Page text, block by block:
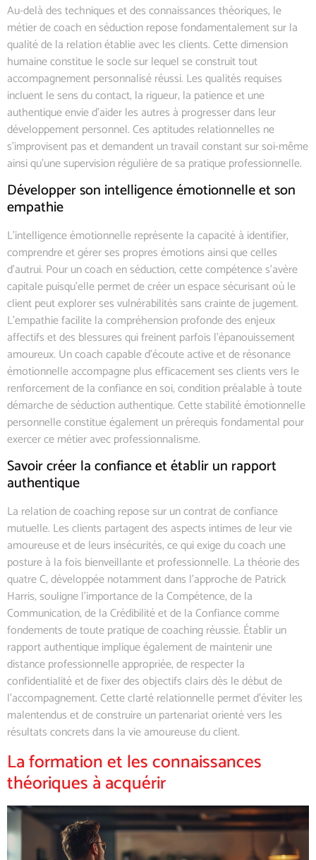
Au-delà des techniques et des connaissances théoriques, le
métier de coach en séduction repose fondamentalement sur la
qualité de la relation établie avec les clients. Cette dimension
humaine constitue le socle sur lequel se construit tout
accompagnement personnalisé réussi. Les qualités requises
incluent le sens du contact, la rigueur, la patience et une
authentique envie d’aider les autres à progresser dans leur
développement personnel. Ces aptitudes relationnelles ne
s’improvisent pas et demandent un travail constant sur soi-même
ainsi qu’une supervision régulière de sa pratique professionnelle.
Développer son intelligence émotionnelle et son
empathie
L’intelligence émotionnelle représente la capacité à identifier,
comprendre et gérer ses propres émotions ainsi que celles
d’autrui. Pour un coach en séduction, cette compétence s’avère
capitale puisqu’elle permet de créer un espace sécurisant où le
client peut explorer ses vulnérabilités sans crainte de jugement.
L’empathie facilite la compréhension profonde des enjeux
affectifs et des blessures qui freinent parfois l’épanouissement
amoureux. Un coach capable d’écoute active et de résonance
émotionnelle accompagne plus efficacement ses clients vers le
renforcement de la confiance en soi, condition préalable à toute
démarche de séduction authentique. Cette stabilité émotionnelle
personnelle constitue également un prérequis fondamental pour
exercer ce métier avec professionnalisme.
Savoir créer la confiance et établir un rapport
authentique
La relation de coaching repose sur un contrat de confiance
mutuelle. Les clients partagent des aspects intimes de leur vie
amoureuse et de leurs insécurités, ce qui exige du coach une
posture à la fois bienveillante et professionnelle. La théorie des
quatre C, développée notamment dans l’approche de Patrick
Harris, souligne l’importance de la Compétence, de la
Communication, de la Crédibilité et de la Confiance comme
fondements de toute pratique de coaching réussie. Établir un
rapport authentique implique également de maintenir une
distance professionnelle appropriée, de respecter la
confidentialité et de fixer des objectifs clairs dès le début de
l’accompagnement. Cette clarté relationnelle permet d’éviter les
malentendus et de construire un partenariat orienté vers les
résultats concrets dans la vie amoureuse du client.
La formation et les connaissances
théoriques à acquérir